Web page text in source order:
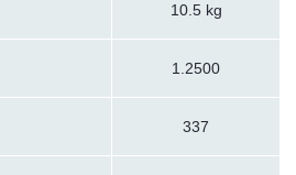
10.5 kg
1.2500
337